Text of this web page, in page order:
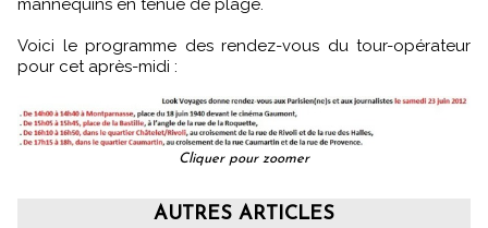
mannequins en tenue de plage.
Voici le programme des rendez-vous du tour-opérateur
pour cet après-midi :
Cliquer pour zoomer
AUTRES ARTICLES